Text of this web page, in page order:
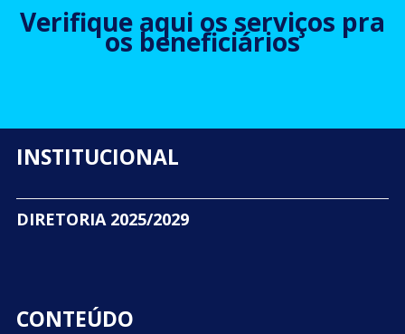
Verifique aqui os serviços pra
os beneficiários
INSTITUCIONAL
DIRETORIA 2025/2029
CONTEÚDO